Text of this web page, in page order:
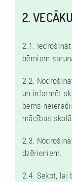
2.
2.1.
bērniem
2.2.
un informēt
bērns
mācības skolā.
2.3.
dzērieniem.
2.4. Sekot, lai